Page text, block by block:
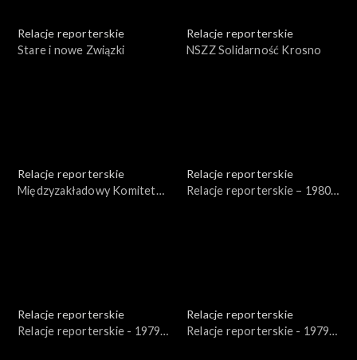
Relacje reporterskie
Stare i nowe Związki
Relacje reporterskie
NSZZ Solidarność Krosno
Relacje reporterskie
Międzyzakładowy Komitet
Relacje reporterskie
Relacje reporterskie – 1980
Relacje reporterskie
Relacje reporterskie - 1979 -
Relacje reporterskie
Relacje reporterskie - 1979 -